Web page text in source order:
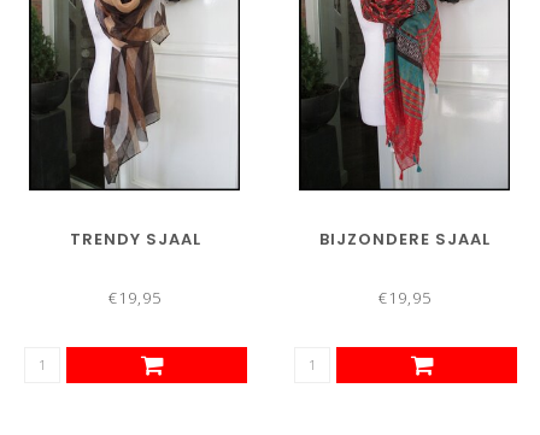
TRENDY SJAAL
€19,95
BIJZONDERE SJAAL
€19,95